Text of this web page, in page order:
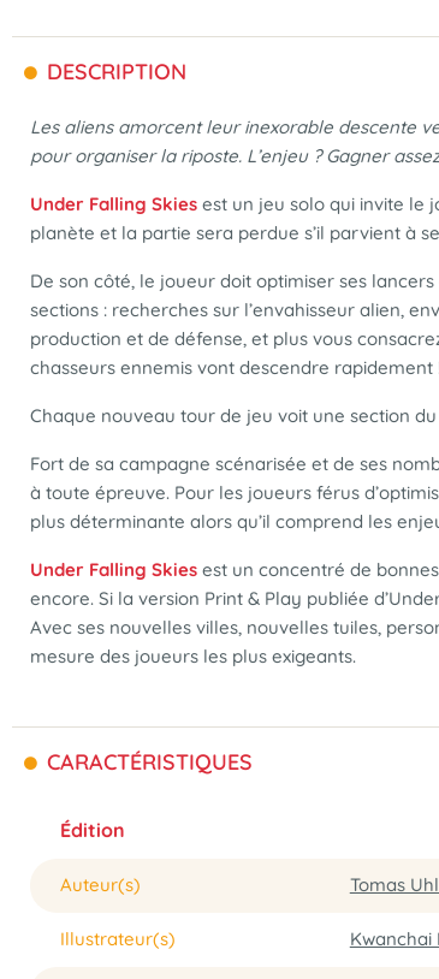
DESCRIPTION
Les aliens amorcent leur inexorable descente
pour organiser la riposte. L’enjeu ? Gagner
Under Falling Skies est un jeu solo qui invite le
planète et la partie sera perdue s’il parvient à
De son côté, le joueur doit optimiser ses
sections : recherches sur l’envahisseur alien,
production et de défense, et plus vous
chasseurs ennemis vont descendre rapidement
Chaque nouveau tour de jeu voit une section
Fort de sa campagne scénarisée et de ses
à toute épreuve. Pour les joueurs férus
plus déterminante alors qu’il comprend les
Under Falling Skies est un concentré de
encore. Si la version Print & Play publiée
Avec ses nouvelles villes, nouvelles tuiles,
mesure des joueurs les plus exigeants.
CARACTÉRISTIQUES
Édition
Auteur(s) Tomas
Illustrateur(s) Kwanchai